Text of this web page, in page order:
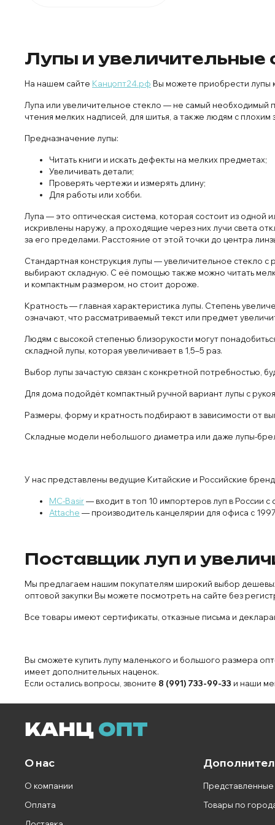
Лупы и увеличительные
На нашем сайте Канцопт24.рф Вы можете приобрести лупы
Лупа или увеличительное стекло — не самый необходимый
чтения мелких надписей, для шитья, а также людям с
Предназначение лупы:
Читать книги и искать дефекты на мелких предметах;
Увеличивать детали;
Проверять чертежи и измерять длину;
Для работы или хобби.
Лупа — это оптическая система, которая состоит из одной
искривлены наружу, а проходящие через них лучи света
за его пределами. Расстояние от этой точки до центра
Стандартная конструкция лупы — увеличительное стекло
выбирают складную. С её помощью также можно читать
и компактным размером, но стоит дороже.
Кратность — главная характеристика лупы. Степень
означают, что рассматриваемый текст или предмет
Людям с высокой степенью близорукости могут
складной лупы, которая увеличивает в 1,5–5 раз.
Выбор лупы зачастую связан с конкретной потребностью,
Для дома подойдёт компактный ручной вариант лупы с
Размеры, форму и кратность подбирают в зависимости от
Складные модели небольшого диаметра или даже лупы-
У нас представлены ведущие Китайские и Российские
MC-Basir— входит в топ 10 импортеров луп в России
Attache — производитель канцелярии для офиса с
Поставщик луп и
Мы предлагаем нашим покупателям широкий выбор
оптовой закупки Вы можете посмотреть на сайте без
Все товары имеют сертификаты, отказные письма и
Вы сможете купить лупу маленького и большого размера
имеет дополнительных наценок.
Если остались вопросы, звоните 8 (991) 733-99-33 и наши
О нас
О компании
Оплата
Товары по